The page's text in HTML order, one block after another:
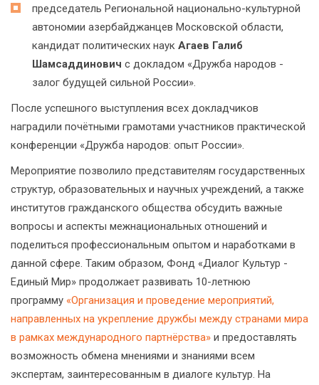
председатель Региональной национально-культурной
автономии азербайджанцев Московской области,
кандидат политических наук Агаев Галиб
Шамсаддинович с докладом «Дружба народов -
залог будущей сильной России».
После успешного выступления всех докладчиков
наградили почётными грамотами участников практической
конференции «Дружба народов: опыт России».
Мероприятие позволило представителям государственных
структур, образовательных и научных учреждений, а также
институтов гражданского общества обсудить важные
вопросы и аспекты межнациональных отношений и
поделиться профессиональным опытом и наработками в
данной сфере. Таким образом, Фонд «Диалог Культур -
Единый Мир» продолжает развивать 10-летнюю
программу «Организация и проведение мероприятий,
направленных на укрепление дружбы между странами мира
в рамках международного партнёрства» и предоставлять
возможность обмена мнениями и знаниями всем
экспертам, заинтересованным в диалоге культур. На